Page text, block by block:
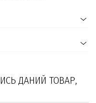
ДАНИЙ ТОВАР,